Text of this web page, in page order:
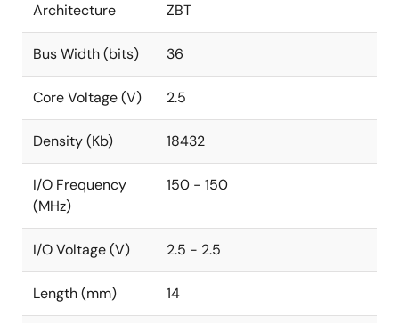
Architecture ZBT
Bus Width (bits) 36
Core Voltage (V) 2.5
Density (Kb) 18432
I/O Frequency
(MHz)
150 - 150
I/O Voltage (V) 2.5 - 2.5
Length (mm) 14